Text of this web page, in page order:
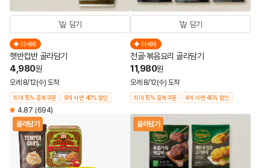
담기
더세페
햇반컵반 골라담기
4,980원
모레 8/12(수) 도착
최대 15% 중복쿠폰 8개 사면 40% 할인
4.87 (694)
담기
더세페
전골·볶음요리 골라담기
11,980원
모레 8/12(수) 도착
최대 15% 중복쿠폰 4개 사면 45% 할인
골라담기 골라담기